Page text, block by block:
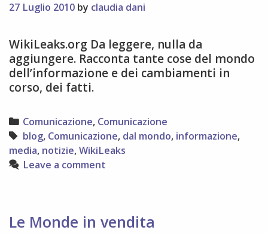
27 Luglio 2010 by claudia dani
WikiLeaks.org Da leggere, nulla da
aggiungere. Racconta tante cose del mondo
dell’informazione e dei cambiamenti in
corso, dei fatti.
Categories
Comunicazione, Comunicazione
Tags
blog, Comunicazione, dal mondo, informazione,
media, notizie,WikiLeaks
Leave a comment
Le Monde in vendita